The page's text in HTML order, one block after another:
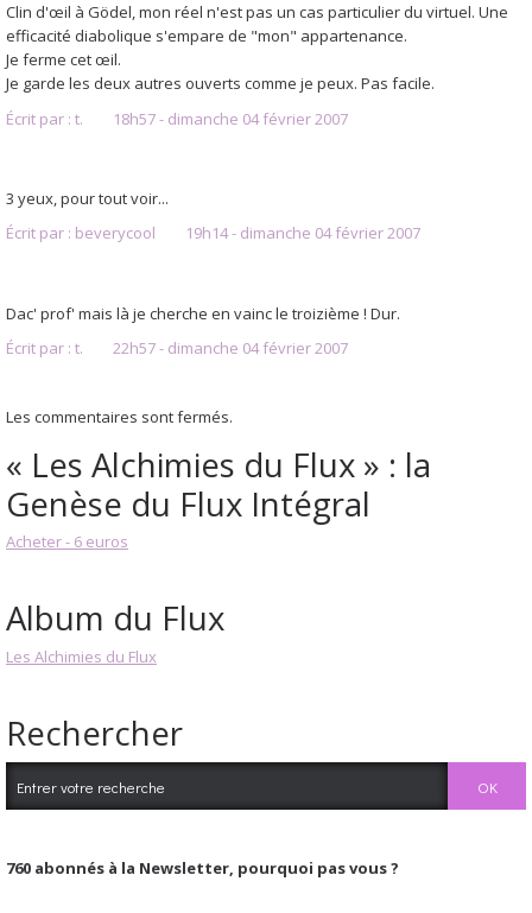
Clin d'œil à Gödel, mon réel n'est pas un cas particulier du virtuel. Une
efficacité diabolique s'empare de "mon" appartenance.
Je ferme cet œil.
Je garde les deux autres ouverts comme je peux. Pas facile.
Écrit par : t. 18h57- dimanche 04 février 2007
3 yeux, pour tout voir...
Écrit par : beverycool 19h14- dimanche 04 février 2007
Dac' prof' mais là je cherche en vainc le troizième ! Dur.
Écrit par : t. 22h57- dimanche 04 février 2007
Les commentaires sont fermés.
« Les Alchimies du Flux » : la
Genèse du Flux Intégral
Acheter - 6 euros
Album du Flux
Les Alchimies du Flux
Rechercher
760 abonnés à la Newsletter, pourquoi pas vous ?